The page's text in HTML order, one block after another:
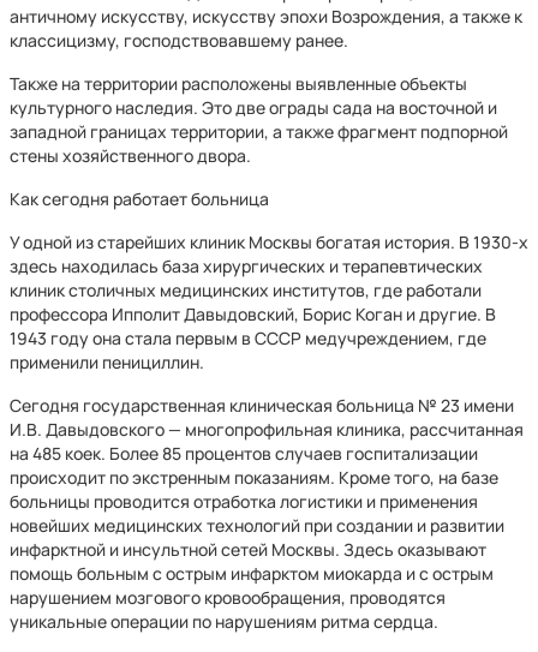
античному искусству, искусству эпохи Возрождения, а также к
классицизму, господствовавшему ранее.
Также на территории расположены выявленные объекты
культурного наследия. Это две ограды сада на восточной и
западной границах территории, а также фрагмент подпорной
стены хозяйственного двора.
Как сегодня работает больница
У одной из старейших клиник Москвы богатая история. В 1930-х
здесь находилась база хирургических и терапевтических
клиник столичных медицинских институтов, где работали
профессора Ипполит Давыдовский, Борис Коган и другие. В
1943 году она стала первым в СССР медучреждением, где
применили пенициллин.
Сегодня государственная клиническая больница № 23 имени
И.В. Давыдовского — многопрофильная клиника, рассчитанная
на 485 коек. Более 85 процентов случаев госпитализации
происходит по экстренным показаниям. Кроме того, на базе
больницы проводится отработка логистики и применения
новейших медицинских технологий при создании и развитии
инфарктной и инсультной сетей Москвы. Здесь оказывают
помощь больным с острым инфарктом миокарда и с острым
нарушением мозгового кровообращения, проводятся
уникальные операции по нарушениям ритма сердца.